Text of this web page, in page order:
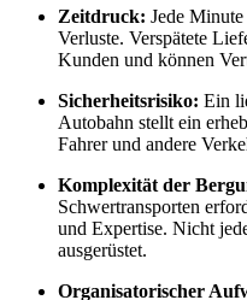
Zeitdruck: Jede
Verluste. Verspätete
Kunden und können
Sicherheitsrisiko: Ein
Autobahn stellt ein
Fahrer und andere
Komplexität der
Schwertransporten
und Expertise. Nicht
ausgerüstet.
Organisatorischer